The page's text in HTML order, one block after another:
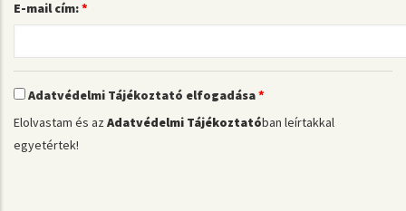
E-mail cím:
Adatvédelmi Tájékoztató elfogadása
Elolvastam és az Adatvédelmi Tájékoztatóban leírtakkal
egyetértek!